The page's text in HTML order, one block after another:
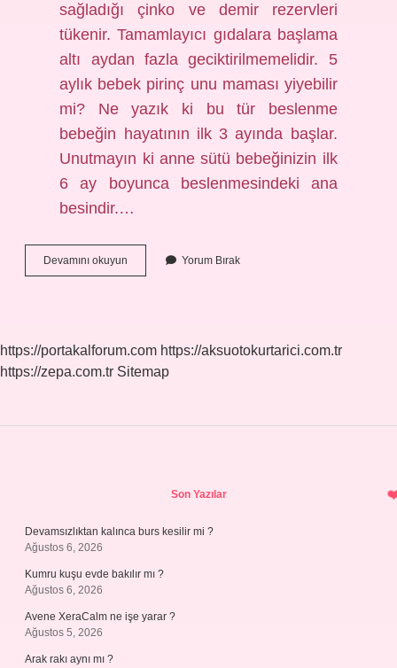
sağladığı çinko ve demir rezervleri
tükenir. Tamamlayıcı gıdalara başlama
altı aydan fazla geciktirilmemelidir. 5
aylık bebek pirinç unu maması yiyebilir
mi? Ne yazık ki bu tür beslenme
bebeğin hayatının ilk 3 ayında başlar.
Unutmayın ki anne sütü bebeğinizin ilk
6 ay boyunca beslenmesindeki ana
besindir.…
Devamını okuyun
Aylık
Mi
Yorum Bırak
https://portakalforum.com https://aksuotokurtarici.com.tr
https://zepa.com.tr Sitemap
Son Yazılar
Devamsızlıktan kalınca burs kesilir mi ?
Ağustos 6, 2026
Kumru kuşu evde bakılır mı ?
Ağustos 6, 2026
Avene XeraCalm ne işe yarar ?
Ağustos 5, 2026
Arak rakı aynı mı ?